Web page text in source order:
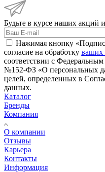
Будьте в курсе наших акций
Нажимая кнопку
согласие на обработку ваших
соответствии с
№152-ФЗ «О персональных
целей, определенных в
данных.
Каталог
Бренды
Компания
О компании
Отзывы
Карьера
Контакты
Информация